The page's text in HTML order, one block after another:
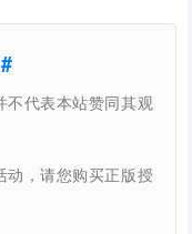
代表本站赞同其观
，请您购买正版授